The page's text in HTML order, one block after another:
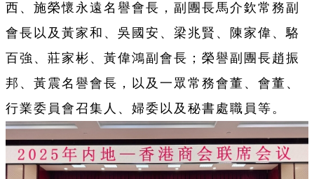
西、施榮懷永遠名譽會長，副團長馬介欽常務副
會長以及黃家和、吳國安、梁兆賢、陳家偉、駱
百強、莊家彬、黃偉鴻副會長；榮譽副團長趙振
邦、黃震名譽會長，以及一眾常務會董、會董、
行業委員會召集人、婦委以及秘書處職員等。